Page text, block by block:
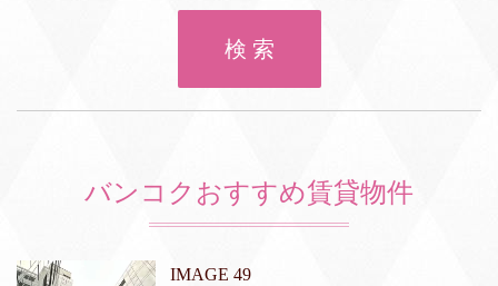
検 索
バンコクおすすめ賃貸物件
IMAGE 49